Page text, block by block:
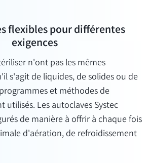
flexibles pour différentes
exigences
n'ont pas les mêmes
s'agit de liquides, de solides ou de
et méthodes de
utilisés. Les autoclaves Systec
de manière à offrir à chaque fois
d'aération, de refroidissement